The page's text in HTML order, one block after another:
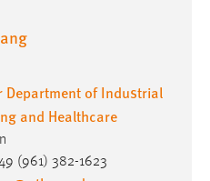
and Healthcare
(961) 382-1623
@oth-aw.de
Digitale Prozessketten i.